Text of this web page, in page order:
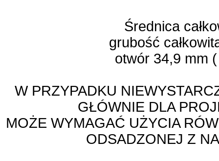
Średnica
grubość
otwór 34,9 mm
W PRZYPADKU
GŁÓWNIE DLA
MOŻE WYMAGAĆ UŻYCIA
ODSADZONEJ Z